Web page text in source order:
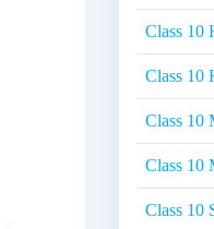
Class 10
Class 10
Class 10
Class 10
Class 10